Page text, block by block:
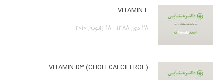
VITAMIN E
28 دی, 1388 - 18 ژانویه, 2010
(VITAMIN D3 (CHOLECALCIFEROL